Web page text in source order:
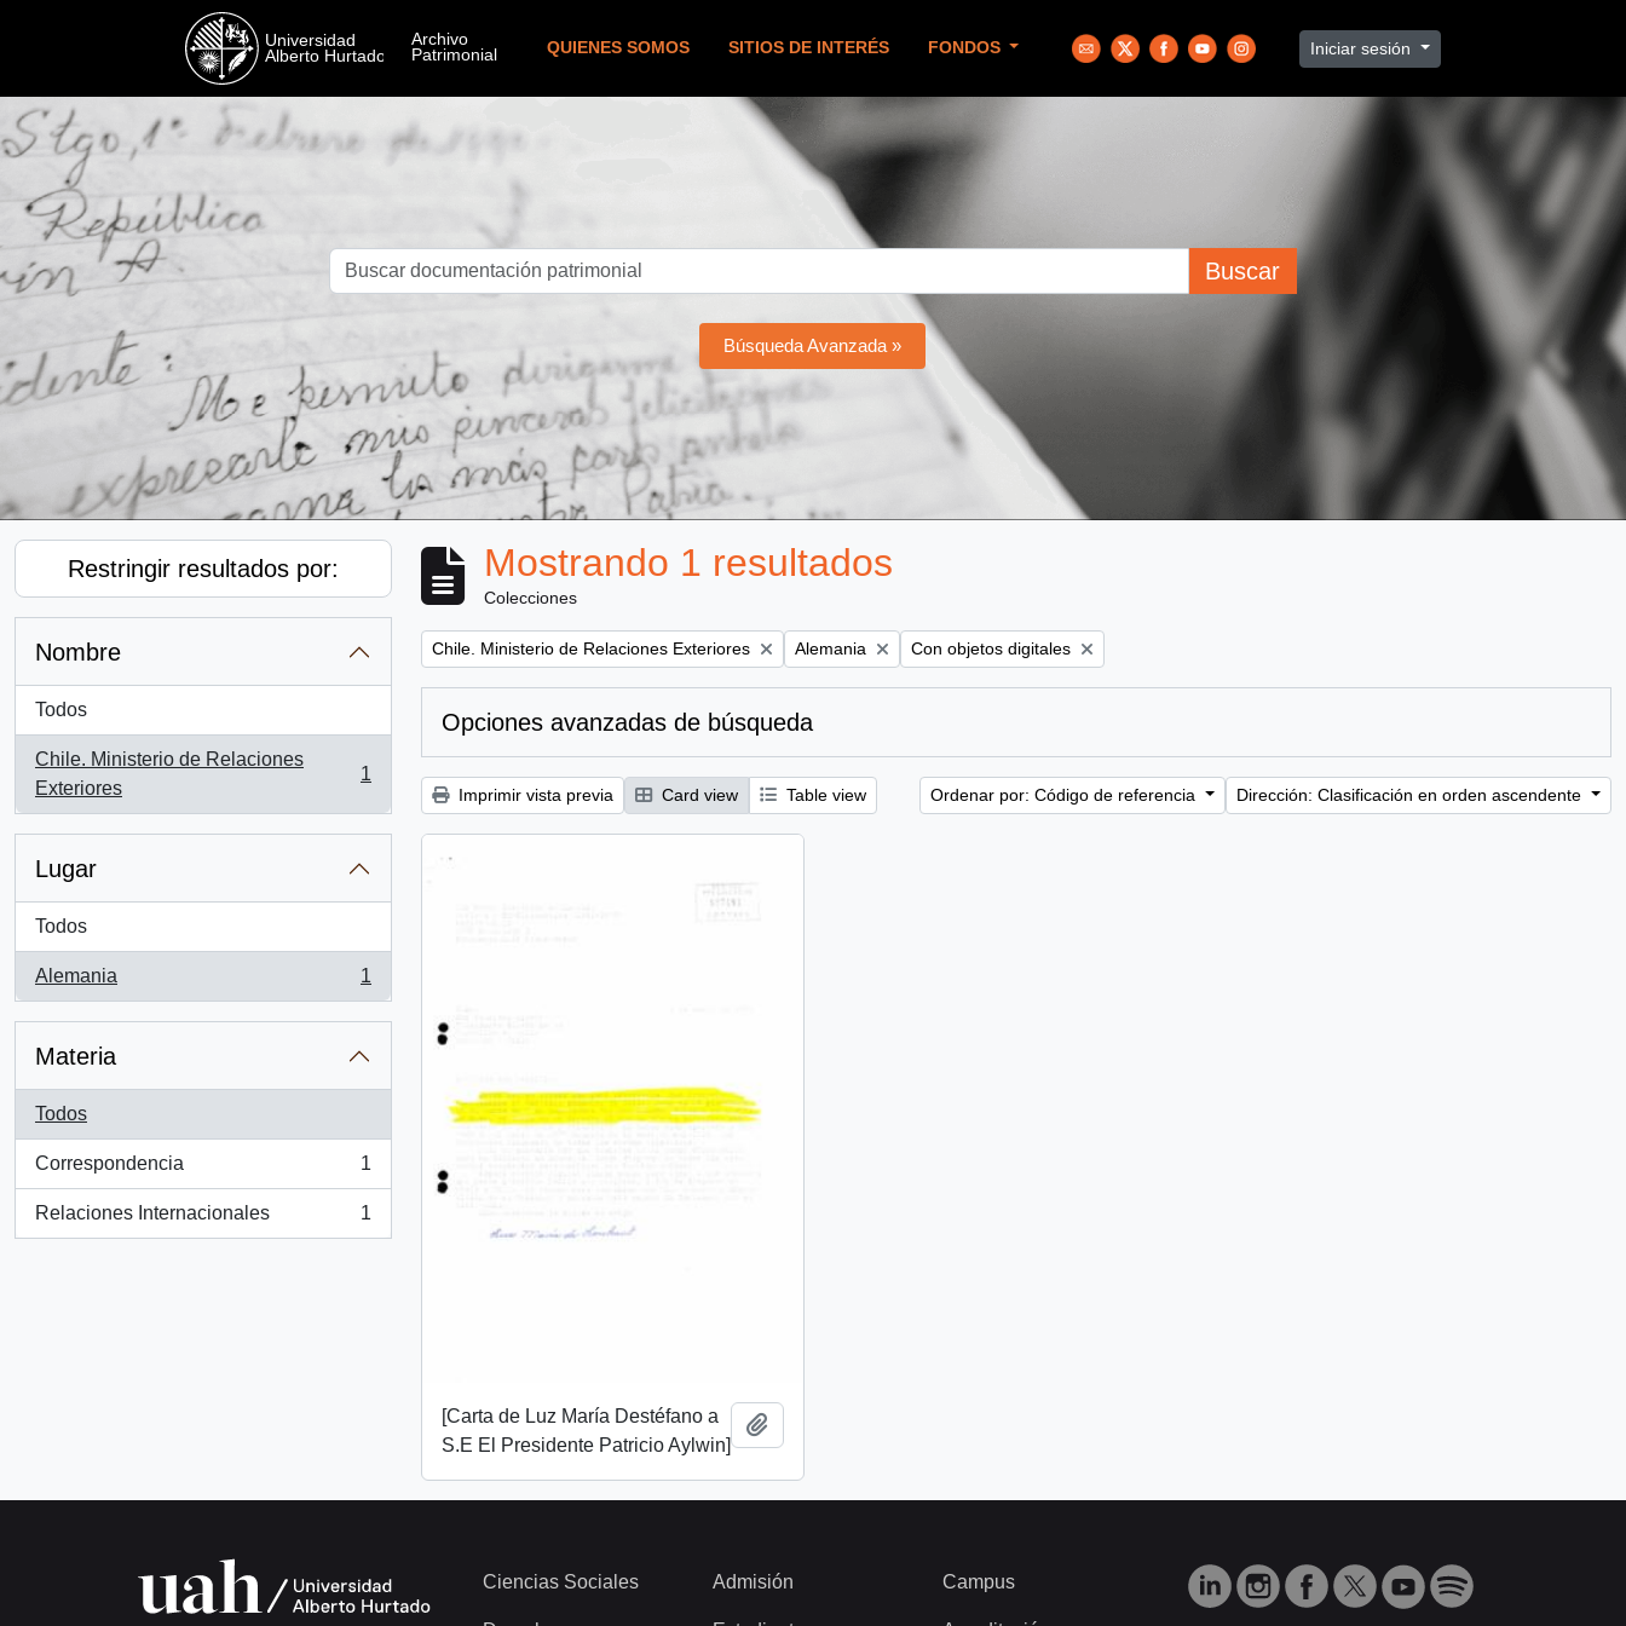
QUIENES SOMOS SITIOS DE INTERÉS FONDOS Iniciar sesión
Buscar
Búsqueda Avanzada »
Restringir resultados por:
Nombre
Todos
Chile. Ministerio de Relaciones
Exteriores
, 1 resultados
1
Lugar
Todos
Alemania
, 1 resultados
1
Materia
Todos
Correspondencia
, 1 resultados
1
Relaciones Internacionales
, 1 resultados
1
Mostrando 1 resultados
Colecciones
Remove filter:
Chile. Ministerio de Relaciones Exteriores Remove filter:
Alemania Remove filter:
Con objetos digitales
Opciones avanzadas de búsqueda
Imprimir vista previa Card view Table view Ordenar por: Código de referencia Dirección: Clasificación en orden ascendente
[Carta de Luz María Destéfano a
S.E El Presidente Patricio Aylwin]
Ciencias Sociales Admisión Campus